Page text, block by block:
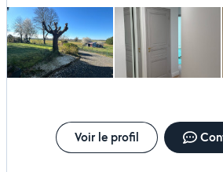
Voir le profil